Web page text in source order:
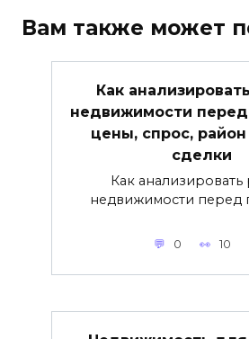
Вам также может
Как
недвижимости перед
цены, спрос,
сделки
Как
недвижимости перед
0 10